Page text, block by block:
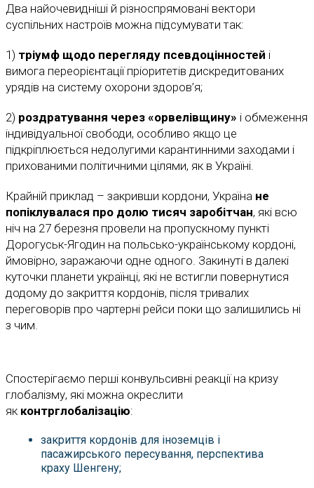
Два найочевидніші й різноспрямовані вектори
суспільних настроїв можна підсумувати так:
1) тріумф щодо перегляду псевдоцінностей і
вимога переорієнтації пріоритетів дискредитованих
урядів на систему охорони здоров’я;
2) роздратування через «орвелівщину» і обмеження
індивідуальної свободи, особливо якщо це
підкріплюється недолугими карантинними заходами і
прихованими політичними цілями, як в Україні.
Крайній приклад – закривши кордони, Україна не
попіклувалася про долю тисяч заробітчан, які всю
ніч на 27 березня провели на пропускному пункті
Дорогуськ-Ягодин на польсько-українському кордоні,
ймовірно, заражаючи одне одного. Закинуті в далекі
куточки планети українці, які не встигли повернутися
додому до закриття кордонів, після тривалих
переговорів про чартерні рейси поки що залишились ні
з чим.
Спостерігаємо перші конвульсивні реакції на кризу
глобалізму, які можна окреслити
як контрглобалізацію:
закриття кордонів для іноземців і
пасажирського пересування, перспектива
краху Шенгену;